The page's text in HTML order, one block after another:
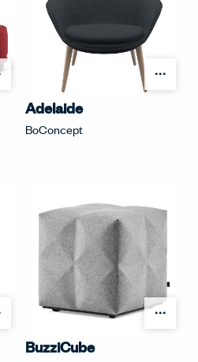
オプションを開く
Adelaide
BoConcept
オプションを開く
BuzziCube